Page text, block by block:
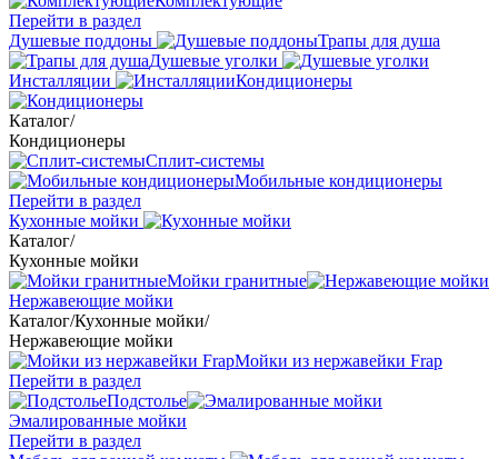
Перейти в раздел
Душевые поддоны
Трапы для душа
Душевые уголки
Инсталляции
Кондиционеры
Каталог/
Кондиционеры
Сплит-системы
Мобильные кондиционеры
Перейти в раздел
Кухонные мойки
Каталог/
Кухонные мойки
Мойки гранитные
Нержавеющие мойки
Каталог/Кухонные мойки/
Нержавеющие мойки
Мойки из нержавейки Frap
Перейти в раздел
Подстолье
Эмалированные мойки
Перейти в раздел